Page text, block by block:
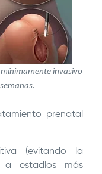
mínimamente invasivo
prenatal
(evitando la
a estadios más